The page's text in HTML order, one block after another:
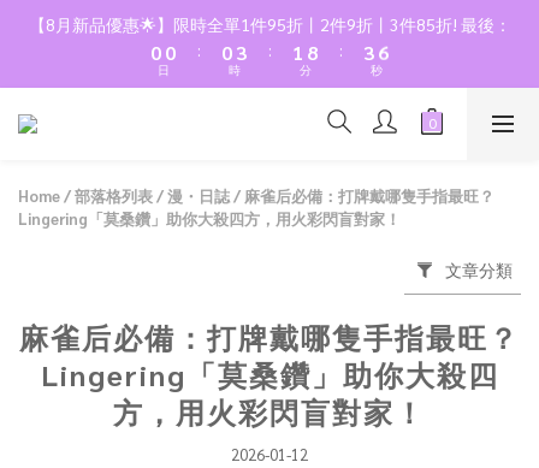
【8月新品優惠🌟】限時全單1件95折丨2件9折丨3件85折! 最後：
1
0
1
0
日
:
1
0
4
3
2
時
:
2
1
0
9
8
7
3
2
分
:
4
3
2
0
6
5
4
3
2
0
秒
Home/部落格列表/漫・日誌/ 麻雀后必備：打牌戴哪隻手指最旺？
Lingering「莫桑鑽」助你大殺四方，用火彩閃盲對家！
文章分類
麻雀后必備：打牌戴哪隻手指最旺？
Lingering「莫桑鑽」助你大殺四
方，用火彩閃盲對家！
2026-01-12